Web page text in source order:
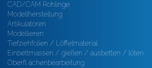
CAD/CAM Rohlinge
Modellherstellung
Artikulatoren
Modellieren
Tiefziehfolien / Löffelmaterial
Einbettmassen / gießen / ausbetten / löten
Oberfl ächenbearbeitung